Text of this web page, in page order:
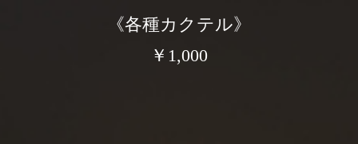
《各種カクテル》
￥1,000